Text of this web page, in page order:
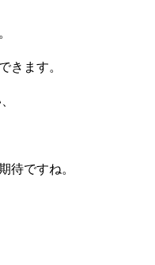
きます。
待ですね。